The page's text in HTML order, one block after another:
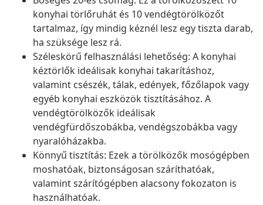
konyhai törlőruhát és 10 vendégtörölközőt
tartalmaz, így mindig kéznél lesz egy tiszta darab,
ha szüksége lesz rá.
Széleskörű felhasználási lehetőség: A konyhai
kéztörlők ideálisak konyhai takarításhoz,
valamint csészék, tálak, edények, főzőlapok vagy
egyéb konyhai eszközök tisztításához. A
vendégtörölközők ideálisak
vendégfürdőszobákba, vendégszobákba vagy
nyaralóházakba.
Könnyű tisztítás: Ezek a törölközők mosógépben
moshatóak, biztonságosan száríthatóak,
valamint szárítógépben alacsony fokozaton is
használhatóak.